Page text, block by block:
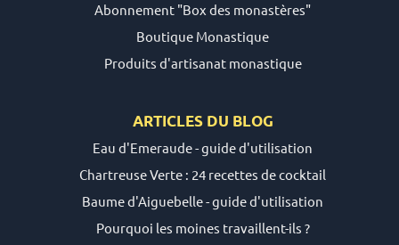
Abonnement "Box des monastères"
Boutique Monastique
Produits d'artisanat monastique
ARTICLES DU BLOG
Eau d'Emeraude - guide d'utilisation
Chartreuse Verte : 24 recettes de cocktail
Baume d'Aiguebelle - guide d'utilisation
Pourquoi les moines travaillent-ils ?